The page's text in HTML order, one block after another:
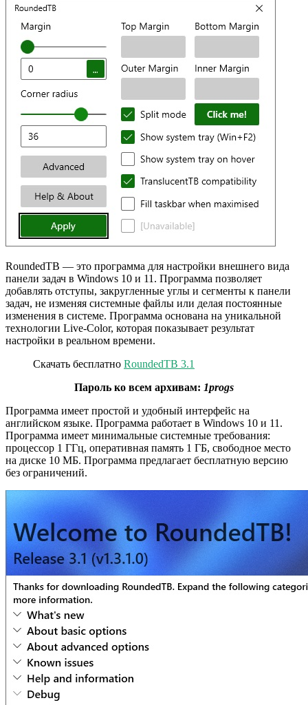
RoundedTB — это программа для настройки внешнего вида
панели задач в Windows 10 и 11. Программа позволяет
добавлять отступы, закругленные углы и сегменты к панели
задач, не изменяя системные файлы или делая постоянные
изменения в системе. Программа основана на уникальной
технологии Live-Color, которая показывает результат
настройки в реальном времени.
Скачать бесплатно RoundedTB 3.1
Пароль ко всем архивам: 1progs
Программа имеет простой и удобный интерфейс на
английском языке. Программа работает в Windows 10 и 11.
Программа имеет минимальные системные требования:
процессор 1 ГГц, оперативная память 1 ГБ, свободное место
на диске 10 МБ. Программа предлагает бесплатную версию
без ограничений.